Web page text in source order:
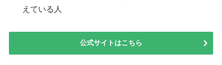
えている人
公式サイトはこちら